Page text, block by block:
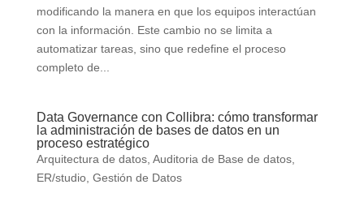
modificando la manera en que los equipos interactúan
con la información. Este cambio no se limita a
automatizar tareas, sino que redefine el proceso
completo de...
Data Governance con Collibra: cómo transformar
la administración de bases de datos en un
proceso estratégico
Arquitectura de datos, Auditoria de Base de datos,
ER/studio, Gestión de Datos